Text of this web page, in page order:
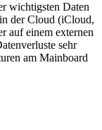
wichtigsten Daten
der Cloud (iCloud,
auf einem externen
sehr
am Mainboard